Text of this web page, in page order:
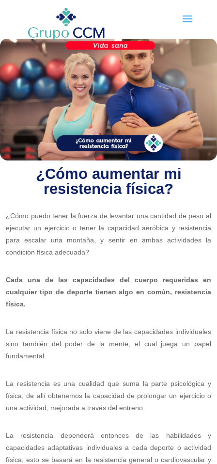
¿Cómo aumentar mi
resistencia física?
¿Cómo puedo tener la fuerza de levantar una cantidad de peso al
ejecutar un ejercicio o tener la capacidad aeróbica y resistencia
para escalar una montaña, y sentir en ambas actividades la
condición física adecuada?
Cada una de las capacidades del cuerpo requeridas en
cualquier tipo de deporte tienen algo en común, resistencia
física.
La resistencia física no solo viene de las capacidades individuales
sino también del poder de la mente, el cual juega un papel
fundamental.
La resistencia es una cualidad que suma la parte psicológica y
física, de allí obtenemos la capacidad de prolongar un ejercicio o
una actividad, mejorada a través del entreno.
La resistencia dependerá entonces de las habilidades y
capacidades adaptativas individuales a cada deporte o actividad
física; esto se basará en la resistencia general o cardiovascular y